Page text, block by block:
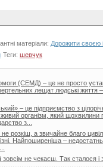
матеріали: Дорожити своєю
Теги: шевчук
(СЕМД) – це не просто
лещат людські життя
– це підприємство з
організм, який щохвилини
з...
розкіш, а звичайне благо
Найпоширеніша –
зовсім не чекаєш. Так сталося